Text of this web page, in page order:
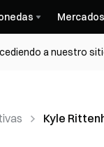
Mercados
a nuestro
Kyle